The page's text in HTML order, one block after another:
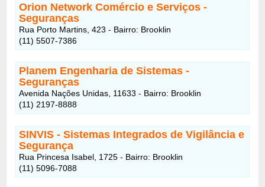
Orion Network Comércio e Serviços -
Seguranças
Rua Porto Martins, 423 - Bairro: Brooklin
(11) 5507-7386
Planem Engenharia de Sistemas -
Seguranças
Avenida Nações Unidas, 11633 - Bairro: Brooklin
(11) 2197-8888
SINVIS - Sistemas Integrados de Vigilância e
Segurança
Rua Princesa Isabel, 1725 - Bairro: Brooklin
(11) 5096-7088